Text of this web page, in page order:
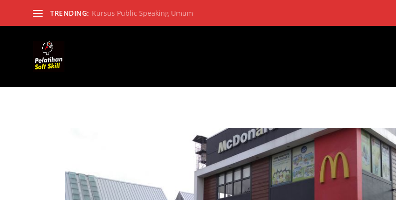
TRENDING: Kursus Public Speaking Umum